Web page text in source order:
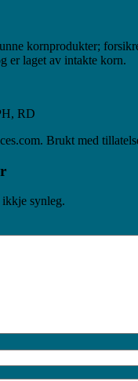
kornprodukter;
er laget av intakte korn.
RD
Brukt med
ikkje synleg.